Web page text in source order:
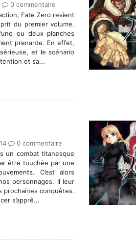
0 commentaire
Fate Zero revient
du premier volume.
ou deux planches
prenante. En effet,
et le scénario
et sa...
0 commentaire
un combat titanesque
être touchée par une
C’est alors
personnages. Il leur
prochaines conquêtes.
s’apprê...